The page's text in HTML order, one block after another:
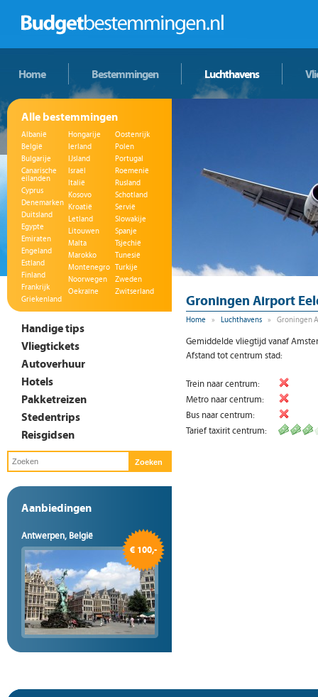
Home Bestemmingen Luchthavens
Alle bestemmingen
Albanië
België
Bulgarije
Canarische
eilanden
Cyprus
Denemarken
Duitsland
Egypte
Emiraten
Engeland
Estland
Finland
Frankrijk
Griekenland
Hongarije
Ierland
IJsland
Israël
Italië
Kosovo
Kroatië
Letland
Litouwen
Malta
Marokko
Montenegro
Noorwegen
Oekraïne
Oostenrijk
Polen
Portugal
Roemenië
Rusland
Schotland
Servië
Slowakije
Spanje
Tsjechië
Tunesië
Turkije
Zweden
Zwitserland
Handige tips
Vliegtickets
Autoverhuur
Hotels
Pakketreizen
Stedentrips
Reisgidsen
Aanbiedingen
Antwerpen, België
€ 100,-
Groningen Airport
Home » Luchthavens » Groningen
Gemiddelde vliegtijd vanaf
Afstand tot centrum stad:
Trein naar centrum:
Metro naar centrum:
Bus naar centrum:
Tarief taxirit centrum: